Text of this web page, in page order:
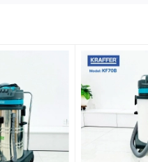
ưu điểm vượt trội, sản phẩm